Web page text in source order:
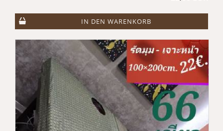
IN DEN WARENKORB